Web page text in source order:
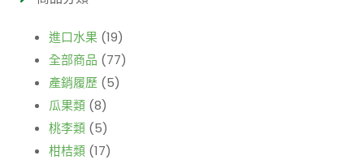
進口水果 (19)
全部商品 (77)
產銷履歷 (5)
瓜果類 (8)
桃李類 (5)
柑桔類 (17)